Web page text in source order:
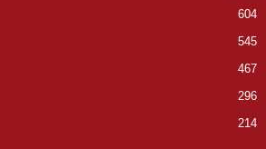
604
545
467
296
214